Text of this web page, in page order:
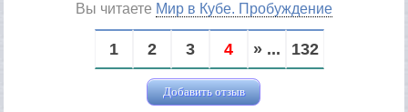
Вы читаете Мир в Кубе. Пробуждение
1 2 3 4 » ... 132
Добавить отзыв